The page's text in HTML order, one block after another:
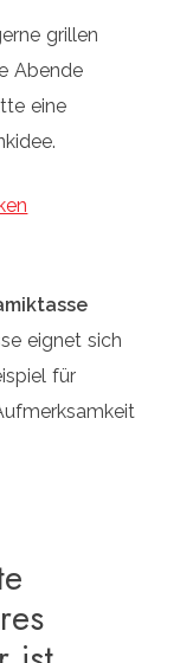
grillen
Abende
eine
eignet sich
für